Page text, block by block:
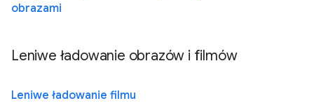
obrazami
Leniwe ładowanie obrazów i filmów
Leniwe ładowanie filmu